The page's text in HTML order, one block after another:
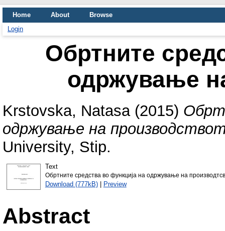
Home About
Browse
Login
Обртните
одржување
Krstovska, Natasa(2015)
одржување на
University, Stip.
Text
Обртните средства во функција на одржување на
Download (777kB)| Preview
Abstract